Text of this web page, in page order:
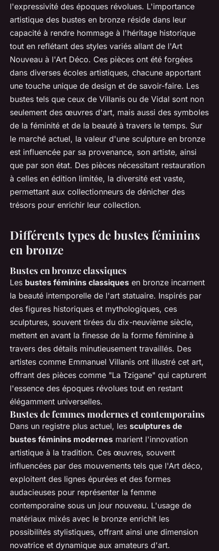
l'expressivité des époques révolues. L'importance
artistique des bustes en bronze réside dans leur
capacité à rendre hommage à l'héritage historique
tout en reflétant des styles variés allant de l'Art
Nouveau à l'Art Déco. Ces pièces ont été forgées
dans diverses écoles artistiques, chacune apportant
une touche unique de design et de savoir-faire. Les
bustes tels que ceux de Villanis ou de Vidal sont non
seulement des œuvres d'art, mais aussi des symboles
de la féminité et de la beauté à travers le temps. Sur
le marché actuel, la valeur d'une sculpture en bronze
est influencée par sa provenance, son artiste, ainsi
que par son état. Des pièces nécessitant restauration
à celles en édition limitée, la diversité est vaste,
permettant aux collectionneurs de dénicher des
trésors pour enrichir leur collection.
Différents types de bustes féminins
en bronze
Bustes en bronze classiques
Les bustes féminins classiques en bronze incarnent
la beauté intemporelle de l'art statuaire. Inspirés par
des figures historiques et mythologiques, ces
sculptures, souvent tirées du dix-neuvième siècle,
mettent en avant la finesse de la forme féminine à
travers des détails minutieusement travaillés. Des
artistes comme Emmanuel Villanis ont illustré cet art,
offrant des pièces comme "La Tzigane" qui capturent
l'essence des époques révolues tout en restant
élégamment universelles.
Bustes de femmes modernes et contemporains
Dans un registre plus actuel, les sculptures de
bustes féminins modernes marient l'innovation
artistique à la tradition. Ces œuvres, souvent
influencées par des mouvements tels que l'Art déco,
exploitent des lignes épurées et des formes
audacieuses pour représenter la femme
contemporaine sous un jour nouveau. L'usage de
matériaux mixés avec le bronze enrichit les
possibilités stylistiques, offrant ainsi une dimension
novatrice et dynamique aux amateurs d'art.